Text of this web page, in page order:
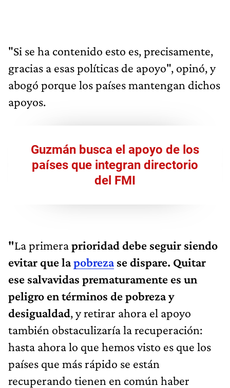
"Si se ha contenido esto es, precisamente,
gracias a esas políticas de apoyo", opinó, y
abogó porque los países mantengan dichos
apoyos.
Guzmán busca el apoyo de los
países que integran directorio
del FMI
"La primeraprioridad debe seguir siendo
evitar que lapobrezase dispare. Quitar
ese salvavidas prematuramente es un
peligro en términos de pobreza y
desigualdad, y retirar ahora el apoyo
también obstaculizaría la recuperación:
hasta ahora lo que hemos visto es que los
países que más rápido se están
recuperando tienen en común haber